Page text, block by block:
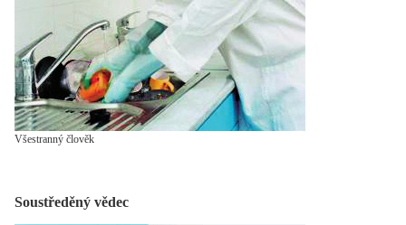
Všestranný člověk
Soustředěný vědec